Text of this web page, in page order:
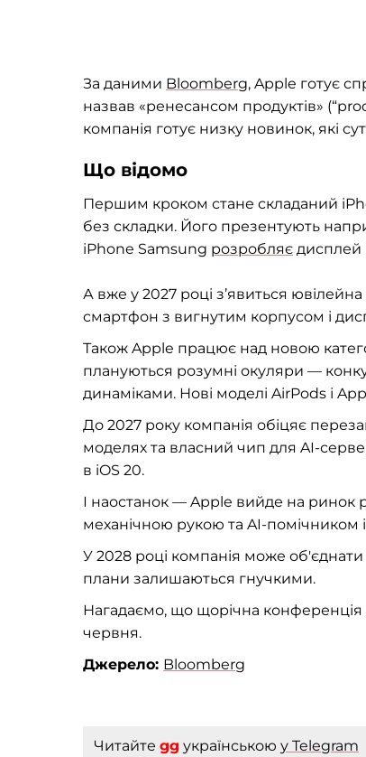
За даними Bloomberg, Apple готує
назвав «ренесансом продуктів»
компанія готує низку новинок, які
Що відомо
Першим кроком стане складаний
без складки. Його презентують
iPhone Samsung розробляє дисплей
А вже у 2027 році з’явиться
смартфон з вигнутим корпусом і
Також Apple працює над новою
плануються розумні окуляри —
динаміками. Нові моделі AirPods і
До 2027 року компанія обіцяє
моделях та власний чип для AI-
в iOS 20.
І наостанок — Apple вийде на ринок
механічною рукою та AI-помічником
У 2028 році компанія може
плани залишаються гнучкими.
Нагадаємо, що щорічна
червня.
Джерело: Bloomberg
Читайте gg українською у Telegram